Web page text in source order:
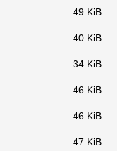
49 KiB
40 KiB
34 KiB
46 KiB
46 KiB
47 KiB